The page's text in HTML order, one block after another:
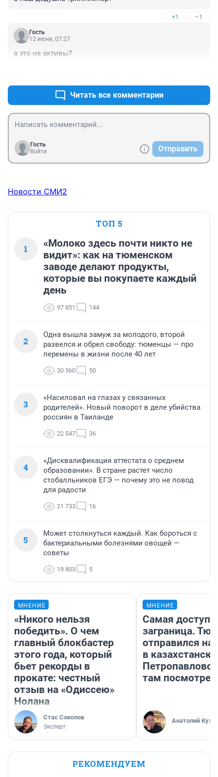
+1 –1
Гость
12 июня, 07:27
а это не активы?
Читать все комментарии
Гость
Войти
Отправить
Новости СМИ2
ТОП 5
1
«Молоко здесь почти никто не
видит»: как на тюменском
заводе делают продукты,
которые вы покупаете каждый
день
97 851 144
2
Одна вышла замуж за молодого, второй
развелся и обрел свободу: тюменцы — про
перемены в жизни после 40 лет
30 560 50
3
«Насиловал на глазах у связанных
родителей». Новый поворот в деле убийства
россиян в Таиланде
22 547 36
4
«Дисквалификация аттестата о среднем
образовании». В стране растет число
стобалльников ЕГЭ — почему это не повод
для радости
21 733 16
5
Может столкнуться каждый. Как бороться с
бактериальными болезнями овощей —
советы
19 803 5
МНЕНИЕ
«Никого нельзя
победить». О чем
главный блокбастер
этого года, который
бьет рекорды в
прокате: честный
отзыв на «Одиссею»
Нолана
Стас Соколов
Эксперт
МНЕНИЕ
Самая
заграница.
отправился
в
там
Анатолий
РЕКОМЕНДУЕМ